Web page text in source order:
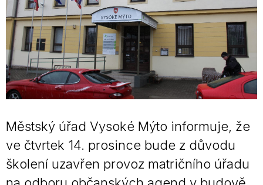
Městský úřad Vysoké Mýto informuje, že
ve čtvrtek 14. prosince bude z důvodu
školení uzavřen provoz matričního úřadu